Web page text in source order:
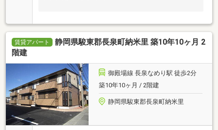
賃貸アパート
静岡県駿東郡長泉町納米里 築10年10ヶ月 2
階建
御殿場線 長泉なめり駅 徒歩2分
築10年10ヶ月 / 2階建
静岡県駿東郡長泉町納米里